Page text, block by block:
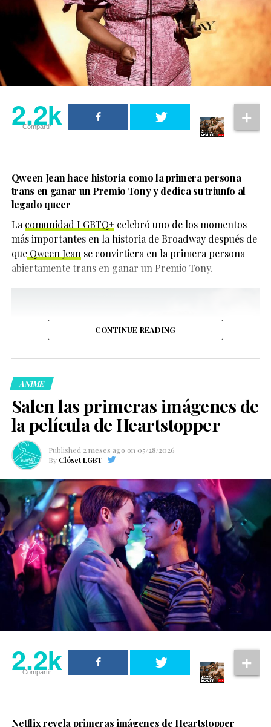
2.2k
Compartir
Qween Jean hace historia como la primera persona
trans en ganar un Premio Tony y dedica su triunfo al
legado queer
Lacomunidad LGBTQ+celebró uno de los momentos
más importantes en la historia de Broadway después de
queQween Jeanse convirtiera en la primera persona
abiertamente trans en ganar un Premio Tony.
CONTINUE READING
ANIME
Salen las primeras imágenes de
la película de Heartstopper
Published 2 meses ago on 05/28/2026
By Clóset LGBT
2.2k
Compartir
Netflix revela primeras imágenes de Heartstopper